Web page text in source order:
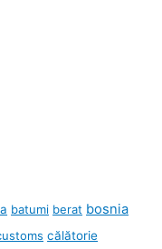
batumi berat bosnia
călătorie